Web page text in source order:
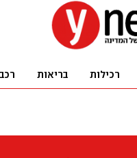
רכילות בריאות רכב